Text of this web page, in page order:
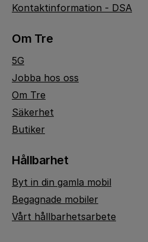
Kontaktinformation - DSA
Om Tre
5G
Jobba hos oss
Om Tre
Säkerhet
Butiker
Hållbarhet
Byt in din gamla mobil
Begagnade mobiler
Vårt hållbarhetsarbete